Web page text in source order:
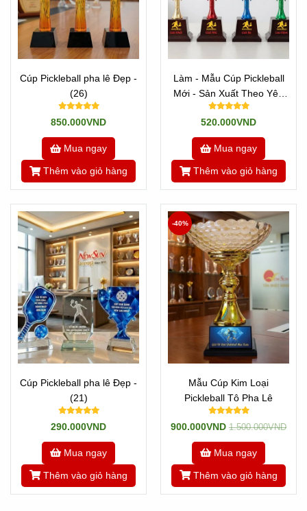
Cúp Pickleball pha lê Đẹp -
(26)
850.000VND
Mua ngay
Thêm vào giỏ hàng
Làm - Mẫu Cúp Pickleball
Mới - Sản Xuất Theo Yêu
Cầu (18)
520.000VND
Mua ngay
Thêm vào giỏ hàng
Cúp Pickleball pha lê Đẹp -
(21)
290.000VND
Mua ngay
Thêm vào giỏ hàng
Mẫu Cúp Kim Loại
Pickleball Tô Pha Lê
900.000VND 1.500.000VND
-40%
Mua ngay
Thêm vào giỏ hàng